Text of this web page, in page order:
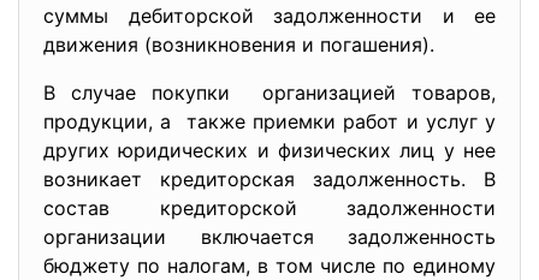
суммы дебиторской задолженности и ее
движения (возникновения и погашения).
В случае покупки организацией товаров,
продукции, а также приемки работ и услуг у
других юридических и физических лиц у нее
возникает кредиторская задолженность. В
состав кредиторской задолженности
организации включается задолженность
бюджету по налогам, в том числе по единому